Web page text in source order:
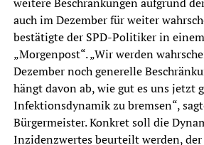
auch im Dezember für weiter
bestätigte der SPD-Politiker in
„Morgenpost“.„Wir werden
Dezember noch generelle
hängt davon ab, wie gut es uns jetzt
Infektionsdynamik zu bremsen“,
Bürgermeister. Konkret soll die
Inzidenzwertes beurteilt werden,